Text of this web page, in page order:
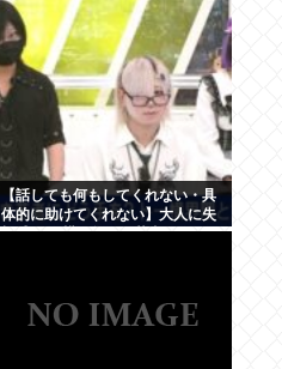
【話しても何もしてくれない・具
体的に助けてくれない】大人に失
望感 トー横に集まる若者